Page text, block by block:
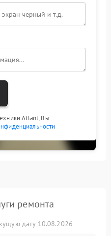
Atlant, Вы
ремонта
дату 10.08.2026